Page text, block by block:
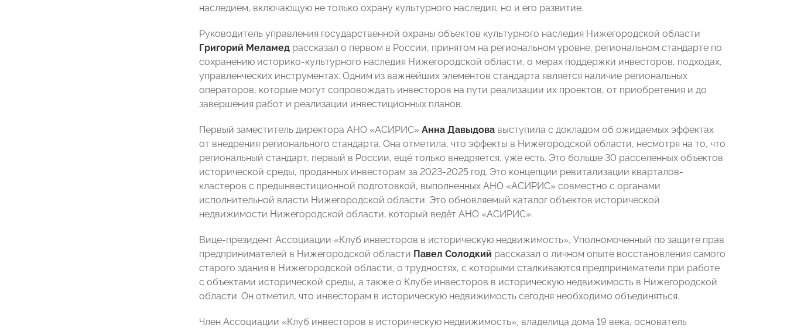
наследием, включающую не только охрану культурного наследия, но и его развитие.
Руководитель управления государственной охраны объектов культурного наследия Нижегородской области
Григорий Меламед рассказал о первом в России, принятом на региональном уровне, региональном стандарте по
сохранению историко-культурного наследия Нижегородской области, о мерах поддержки инвесторов, подходах,
управленческих инструментах. Одним из важнейших элементов стандарта является наличие региональных
операторов, которые могут сопровождать инвесторов на пути реализации их проектов, от приобретения и до
завершения работ и реализации инвестиционных планов.
Первый заместитель директора АНО «АСИРИС» Анна Давыдова выступила с докладом об ожидаемых эффектах
от внедрения регионального стандарта. Она отметила, что эффекты в Нижегородской области, несмотря на то, что
региональный стандарт, первый в России, ещё только внедряется, уже есть. Это больше 30 расселенных объектов
исторической среды, проданных инвесторам за 2023-2025 год. Это концепции ревитализации кварталов-
кластеров с предынвестиционной подготовкой, выполненных АНО «АСИРИС» совместно с органами
исполнительной власти Нижегородской области. Это обновляемый каталог объектов исторической
недвижимости Нижегородской области, который ведёт АНО «АСИРИС».
Вице-президент Ассоциации «Клуб инвесторов в историческую недвижимость», Уполномоченный по защите прав
предпринимателей в Нижегородской области Павел Солодкий рассказал о личном опыте восстановления самого
старого здания в Нижегородской области, о трудностях, с которыми сталкиваются предприниматели при работе
с объектами исторической среды, а также о Клубе инвесторов в историческую недвижимость в Нижегородской
области. Он отметил, что инвесторам в историческую недвижимость сегодня необходимо объединяться.
Член Ассоциации «Клуб инвесторов в историческую недвижимость», владелица дома 19 века, основатель